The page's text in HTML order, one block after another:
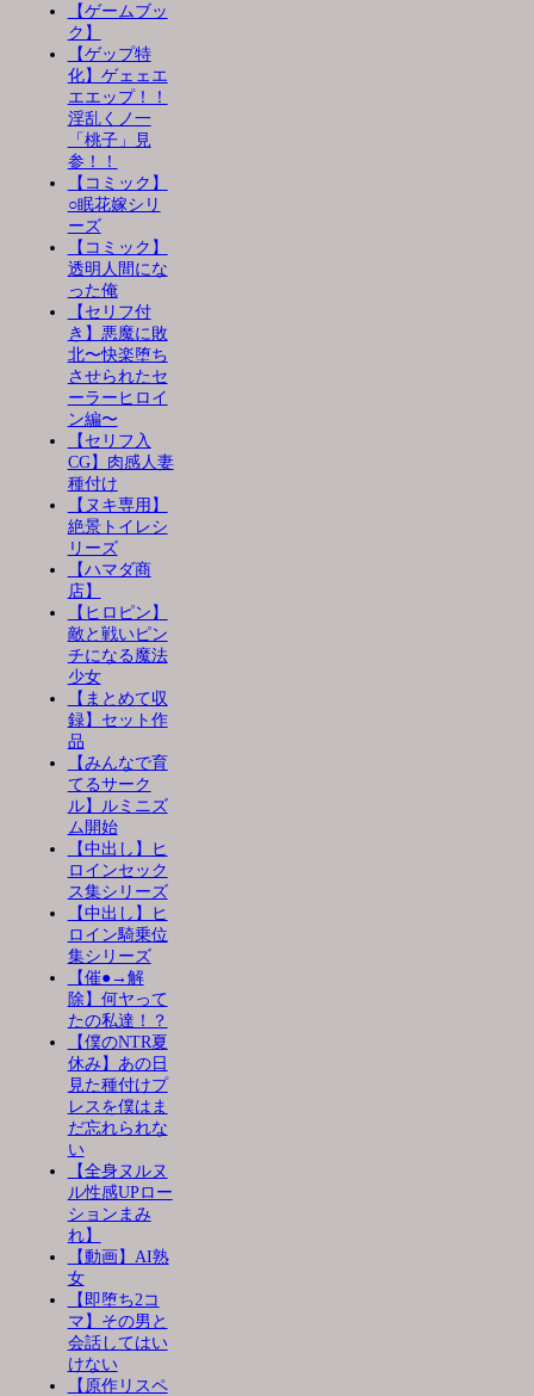
【ゲームブッ
ク】
【ゲップ特
化】ゲェェエ
エエップ！！
淫乱くノ一
「桃子」見
参！！
【コミック】
○眠花嫁シリ
ーズ
【コミック】
透明人間にな
った俺
【セリフ付
き】悪魔に敗
北〜快楽堕ち
させられたセ
ーラーヒロイ
ン編〜
【セリフ入
CG】肉感人妻
種付け
【ヌキ専用】
絶景トイレシ
リーズ
【ハマダ商
店】
【ヒロピン】
敵と戦いピン
チになる魔法
少女
【まとめて収
録】セット作
品
【みんなで育
てるサーク
ル】ルミニズ
ム開始
【中出し】ヒ
ロインセック
ス集シリーズ
【中出し】ヒ
ロイン騎乗位
集シリーズ
【催●→解
除】何ヤって
たの私達！？
【僕のNTR夏
休み】あの日
見た種付けプ
レスを僕はま
だ忘れられな
い
【全身ヌルヌ
ル性感UPロー
ションまみ
れ】
【動画】AI熟
女
【即堕ち2コ
マ】その男と
会話してはい
けない
【原作リスペ